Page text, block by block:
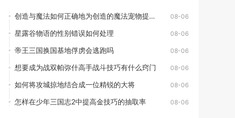
创造与魔法如何正确地为创造的魔法宠物提供食物 08-06
星露谷物语的性别错误如何处理 08-06
帝王三国换国基地俘虏会逃跑吗 08-06
想要成为战双帕弥什高手战斗技巧有什么窍门 08-06
如何将攻城掠地结合成一位精锐的大将 08-06
怎样在少年三国志2中提高金技巧的抽取率 08-06